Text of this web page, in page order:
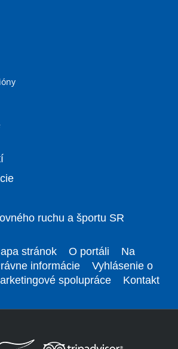
ruchu a športu SR
stránok O portáli
Na
informácie
Vyhlásenie o
spolupráce Kontakt